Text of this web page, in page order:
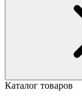
Каталог товаров